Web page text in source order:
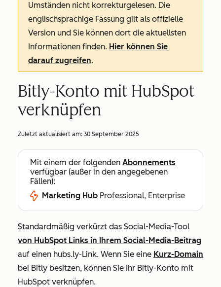
Umständen nicht korrekturgelesen. Die
englischsprachige Fassung gilt als offizielle
Version und Sie können dort die aktuellsten
Informationen finden. Hier können Sie
darauf zugreifen.
Bitly-Konto mit HubSpot
verknüpfen
Zuletzt aktualisiert am: 30 September 2025
Mit einem der folgenden Abonnements
verfügbar (außer in den angegebenen
Fällen):
Marketing Hub Professional, Enterprise
Standardmäßig verkürzt das Social-Media-Tool
von HubSpot Links in Ihrem Social-Media-Beitrag
auf einen hubs.ly-Link. Wenn Sie eine Kurz-Domain
bei Bitly besitzen, können Sie Ihr Bitly-Konto mit
HubSpot verknüpfen.